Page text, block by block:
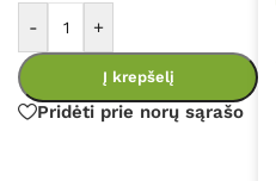
- +
Į krepšelį
Pridėti prie norų sąrašo